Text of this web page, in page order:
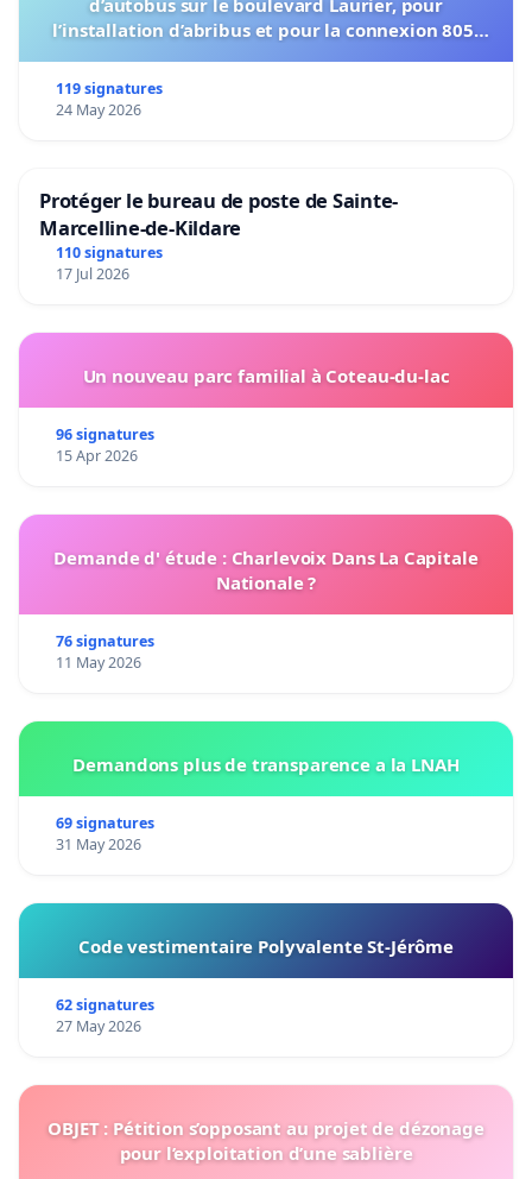
l’installation d’abribus et pour la connexion 805-
119 signatures
24 May 2026
Protéger le bureau de poste de Sainte-
Marcelline-de-Kildare
110 signatures
17 Jul 2026
Un nouveau parc familial à Coteau-du-lac
96 signatures
15 Apr 2026
Demande d' étude : Charlevoix Dans La Capitale
Nationale ?
76 signatures
11 May 2026
Demandons plus de transparence a la LNAH
69 signatures
31 May 2026
Code vestimentaire Polyvalente St-Jérôme
62 signatures
27 May 2026
OBJET : Pétition s’opposant au projet de dézonage
pour l’exploitation d’une sablière